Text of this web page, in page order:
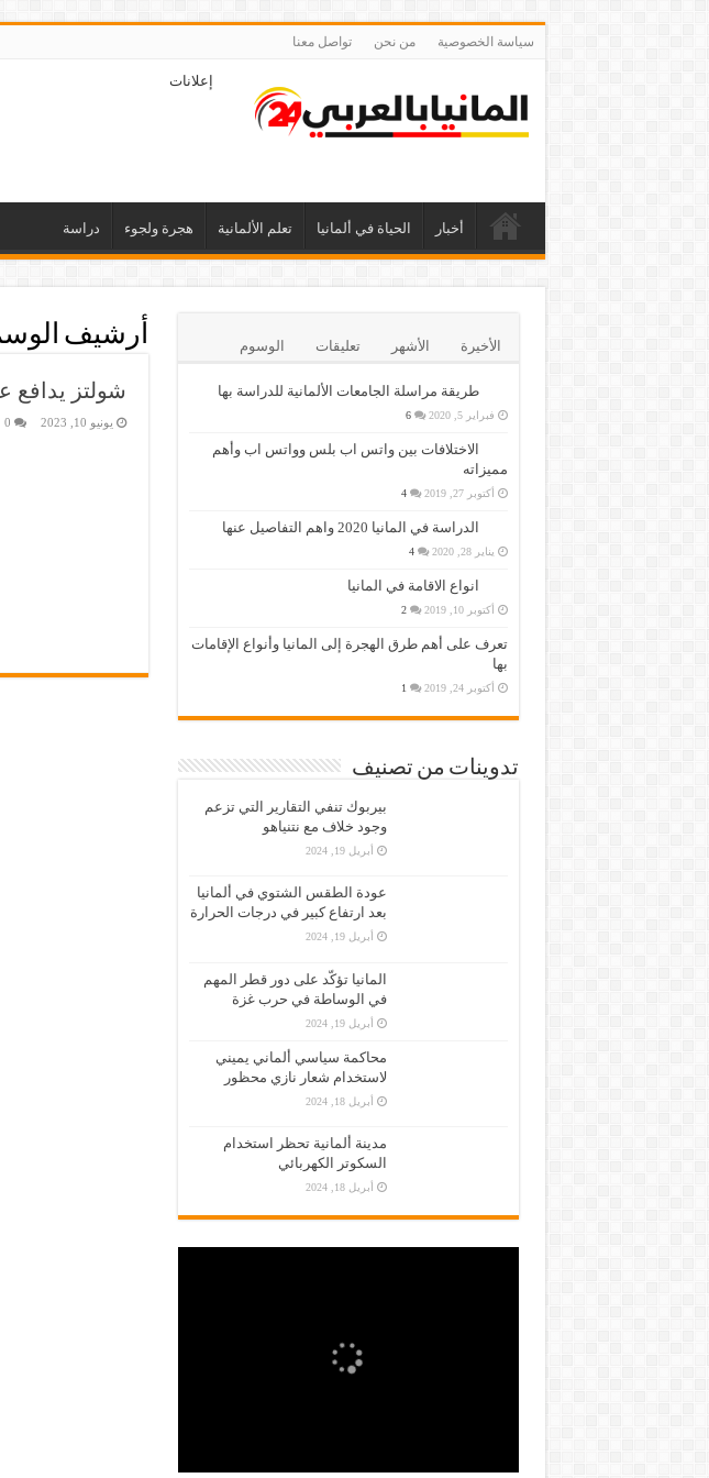
سياسة الخصوصية من نحن تواصل معنا
إعلانات
أخبار الحياة في ألمانيا تعلم الألمانية هجرة ولجوء دراسة
أرشيف
شولتز يدافع
يونيو 10, 2023 0
الأخيرة الأشهر تعليقات الوسوم
طريقة مراسلة الجامعات الألمانية للدراسة بها
فبراير 5, 2020 6
الاختلافات بين واتس اب بلس وواتس اب وأهم
مميزاته
أكتوبر 27, 2019 4
الدراسة في المانيا 2020 واهم التفاصيل عنها
يناير 28, 2020 4
انواع الاقامة في المانيا
أكتوبر 10, 2019 2
تعرف على أهم طرق الهجرة إلى المانيا وأنواع الإقامات
بها
أكتوبر 24, 2019 1
تدوينات من تصنيف
بيربوك تنفي التقارير التي تزعم
وجود خلاف مع نتنياهو
أبريل 19, 2024
عودة الطقس الشتوي في ألمانيا
بعد ارتفاع كبير في درجات الحرارة
أبريل 19, 2024
المانيا تؤكّد على دور قطر المهم
في الوساطة في حرب غزة
أبريل 19, 2024
محاكمة سياسي ألماني يميني
لاستخدام شعار نازي محظور
أبريل 18, 2024
مدينة ألمانية تحظر استخدام
السكوتر الكهربائي
أبريل 18, 2024